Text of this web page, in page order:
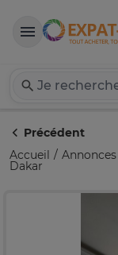
Précédent
Accueil
Annonces
Dakar